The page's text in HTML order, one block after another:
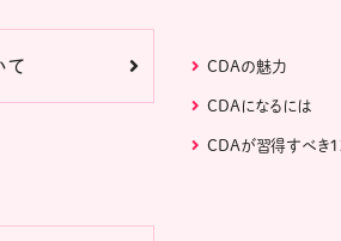
て CDAの魅力
CDAになるには
CDAが習得すべき１